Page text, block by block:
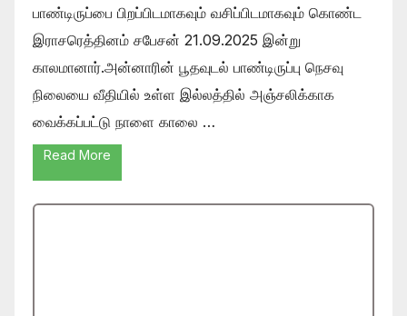
பாண்டிருப்பை பிறப்பிடமாகவும் வசிப்பிடமாகவும் கொண்ட
இராசரெத்தினம் சபேசன் 21.09.2025 இன்று
காலமானார்.அன்னாரின் பூதவுடல் பாண்டிருப்பு நெசவு
நிலையை வீதியில் உள்ள இல்லத்தில் அஞ்சலிக்காக
வைக்கப்பட்டு நாளை காலை …
Read More